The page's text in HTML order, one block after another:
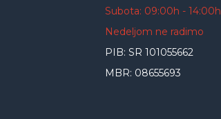
Subota: 09:00h - 14:00h
Nedeljom ne radimo
PIB: SR 101055662
MBR: 08655693